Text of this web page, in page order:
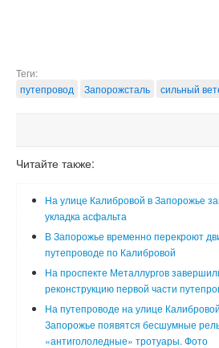
Теги:
путепровод
Запорожсталь сильный
Читайте также:
На улице Калибровой в Запорожье
укладка асфальта
В Запорожье временно перекроют
путепроводе по Калибровой
На проспекте Металлургов
реконструкцию первой части
На путепроводе на улице
Запорожье появятся бесшумные
«антигололедные» тротуары. Фото